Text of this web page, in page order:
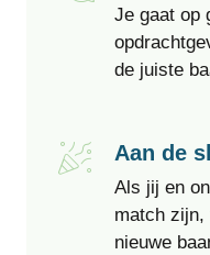
Je gaat op
de juiste
Aan de
Als jij en
match
nieuwe